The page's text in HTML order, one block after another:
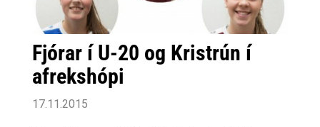
Fjórar í U-20 og Kristrún í
afrekshópi
17.11.2015